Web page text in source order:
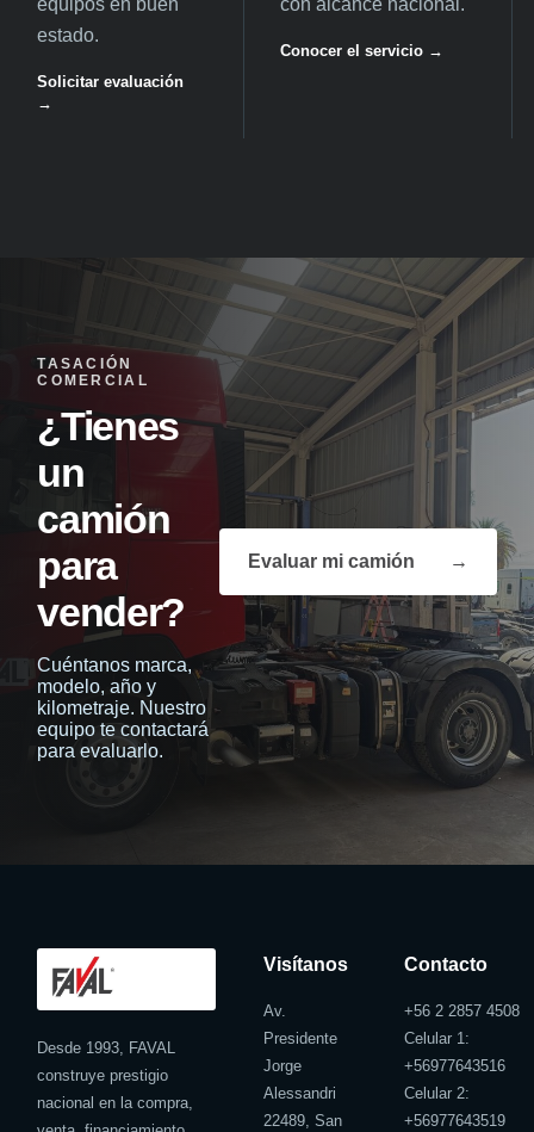
equipos en buen
estado.
Solicitar evaluación
→
con alcance nacional.
Conocer el servicio →
TASACIÓN
COMERCIAL
¿Tienes
un
camión
para
vender?
Cuéntanos marca,
modelo, año y
kilometraje. Nuestro
equipo te contactará
para evaluarlo.
Evaluar mi camión →
Desde 1993, FAVAL
construye prestigio
nacional en la compra,
Visítanos
Av.
Presidente
Jorge
Alessandri
22489, San
Contacto
+56 2 2857 4508
Celular 1:
+56977643516
Celular 2:
+56977643519